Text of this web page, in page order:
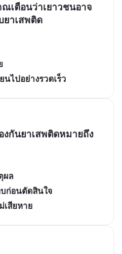
เตือนว่าเยาวชนอาจ
ยาเสพติด
นไปอย่างรวดเร็ว
กันยาเสพติดหมายถึง
ผล
ก่อนตัดสินใจ
เสียหาย